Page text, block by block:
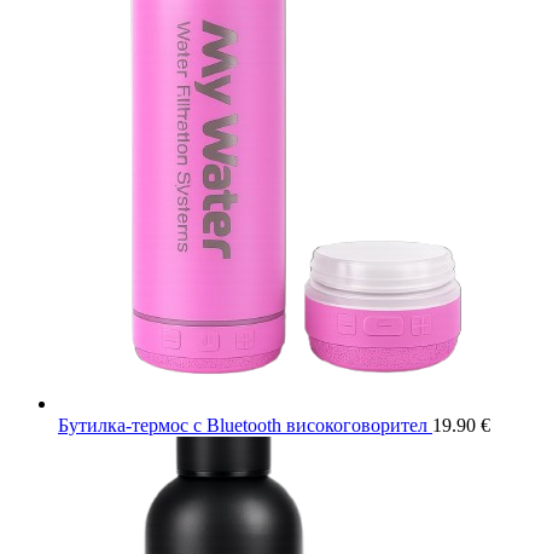
Бутилка-термос с Bluetooth високоговорител 19.90 €